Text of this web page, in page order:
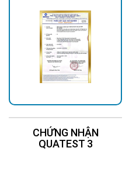
CHỨNG NHẬN
QUATEST 3